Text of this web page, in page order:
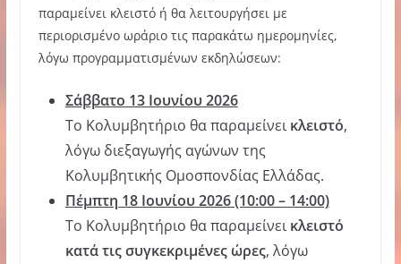
παραμείνει κλειστό ή θα λειτουργήσει με
περιορισμένο ωράριο τις παρακάτω ημερομηνίες,
λόγω προγραμματισμένων εκδηλώσεων:
Σάββατο 13 Ιουνίου 2026
Το Κολυμβητήριο θα παραμείνεικλειστό,
λόγω διεξαγωγής αγώνων της
Κολυμβητικής Ομοσπονδίας Ελλάδας.
Πέμπτη 18 Ιουνίου 2026 (10:00 – 14:00)
Το Κολυμβητήριο θα παραμείνεικλειστό
κατά τις συγκεκριμένες ώρες, λόγω